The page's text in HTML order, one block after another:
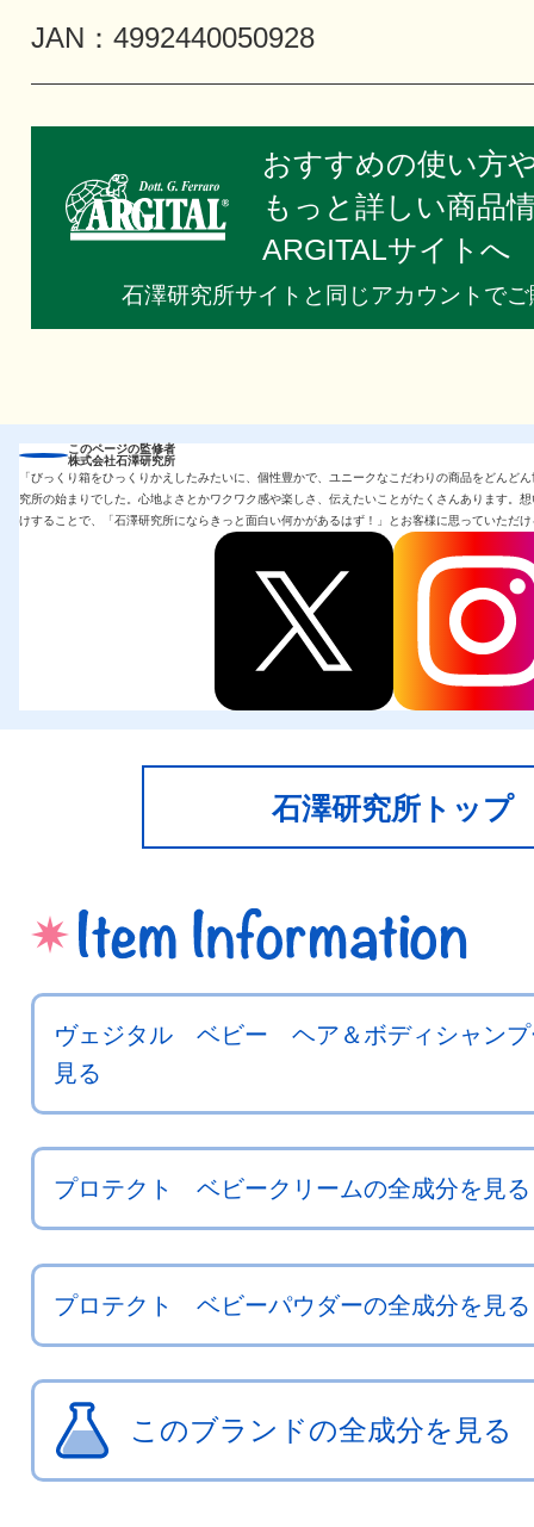
JAN：4992440050928
おすすめの使い方
もっと詳しい商品
ARGITALサイトへ
石澤研究所サイトと同じアカウントで
このページの監修者
株式会社石澤研究所
「びっくり箱をひっくりかえしたみたいに、個性豊かで、ユニークなこだわりの商品をどんど
究所の始まりでした。心地よさとかワクワク感や楽しさ、伝えたいことがたくさんあります。
けすることで、「石澤研究所にならきっと面白い何かがあるはず！」とお客様に思っていただ
石澤研究所トップ
ヴェジタル ベビー ヘア＆ボディシャンプ
見る
プロテクト ベビークリームの全成分を見る
プロテクト ベビーパウダーの全成分を見る
このブランドの全成分を見る